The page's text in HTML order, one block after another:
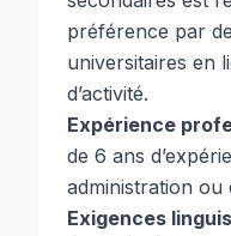
préférence par
universitaires en
d’activité.
Expérience
de 6 ans
administration ou
Exigences